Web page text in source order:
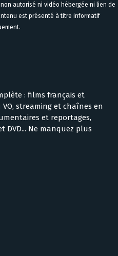
autorisé ni vidéo hébergée ni lien de
est présenté à titre informatif
: films français et
streaming et chaînes en
et reportages,
DVD... Ne manquez plus